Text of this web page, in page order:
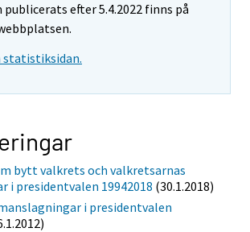
efter 5.4.2022 finns på
statistiksidan.
bytt valkrets och valkretsarnas
i presidentvalen 19942018 (30.1.2018)
i presidentvalen